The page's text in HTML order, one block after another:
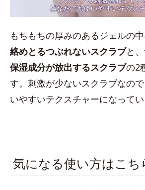
もちもちの厚みのあるジェルの中
絡めとるつぶれないスクラブと、
保湿成分が放出するスクラブの2
す。刺激が少ないスクラブなの
いやすいテクスチャーになってい
気になる使い方はこち